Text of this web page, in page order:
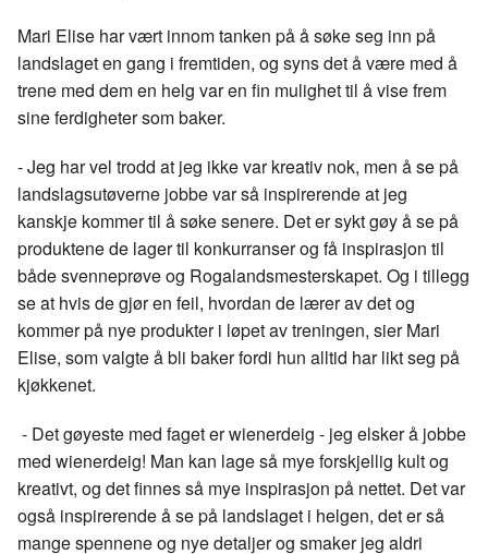
Mari Elise har vært innom tanken på å søke seg inn på
landslaget en gang i fremtiden, og syns det å være med å
trene med dem en helg var en fin mulighet til å vise frem
sine ferdigheter som baker.
- Jeg har vel trodd at jeg ikke var kreativ nok, men å se på
landslagsutøverne jobbe var så inspirerende at jeg
kanskje kommer til å søke senere. Det er sykt gøy å se på
produktene de lager til konkurranser og få inspirasjon til
både svenneprøve og Rogalandsmesterskapet. Og i tillegg
se at hvis de gjør en feil, hvordan de lærer av det og
kommer på nye produkter i løpet av treningen, sier Mari
Elise, som valgte å bli baker fordi hun alltid har likt seg på
kjøkkenet.
- Det gøyeste med faget er wienerdeig - jeg elsker å jobbe
med wienerdeig! Man kan lage så mye forskjellig kult og
kreativt, og det finnes så mye inspirasjon på nettet. Det var
også inspirerende å se på landslaget i helgen, det er så
mange spennene og nye detaljer og smaker jeg aldri